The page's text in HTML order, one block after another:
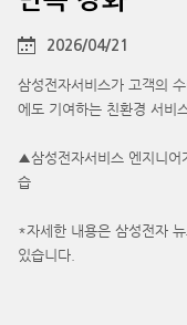
2026/04/21
삼성전자서비스가 고객의
에도 기여하는 친환경 서비
▲삼성전자서비스 엔지니어
습
*자세한 내용은 삼성전자
있습니다.